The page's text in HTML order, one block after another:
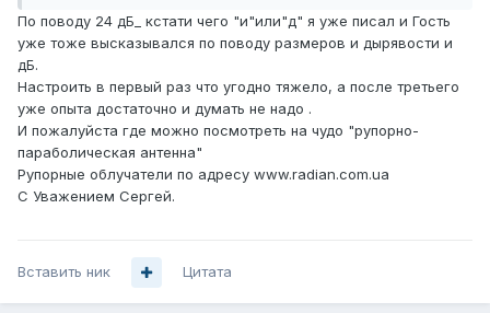
По поводу 24 дБ_ кстати чего "и"или"д" я уже писал и Гость
уже тоже высказывался по поводу размеров и дырявости и
дБ.
Настроить в первый раз что угодно тяжело, а после третьего
уже опыта достаточно и думать не надо .
И пожалуйста где можно посмотреть на чудо "рупорно-
параболическая антенна"
Рупорные облучатели по адресу www.radian.com.ua
C Уважением Сергей.
Вставить ник Цитата